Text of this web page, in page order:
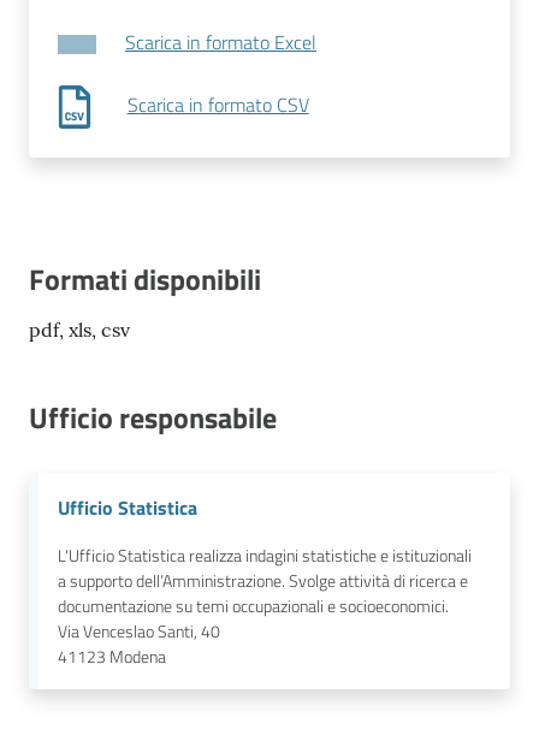
Scarica in formato Excel
Scarica in formato CSV
Formati disponibili
pdf, xls, csv
Ufficio responsabile
Ufficio Statistica
L'Ufficio Statistica realizza indagini statistiche e istituzionali
a supporto dell’Amministrazione. Svolge attività di ricerca e
documentazione su temi occupazionali e socioeconomici.
Via Venceslao Santi, 40
41123 Modena